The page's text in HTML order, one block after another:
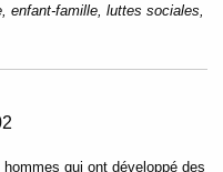
enfant-famille, luttes sociales,
qui ont développé des